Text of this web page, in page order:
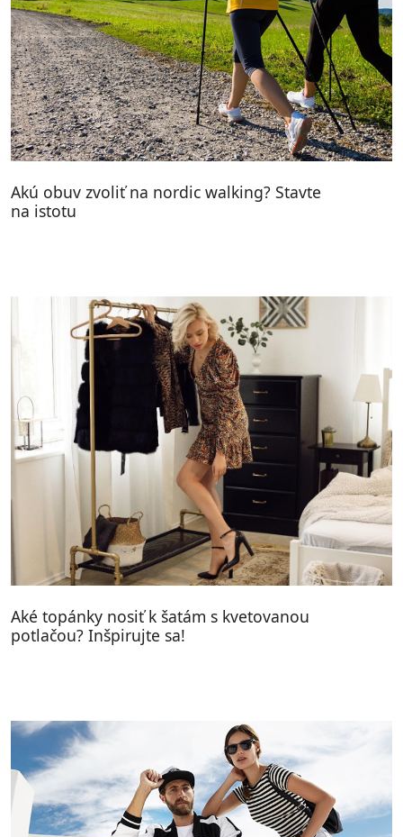
Akú obuv zvoliť na nordic walking? Stavte
na istotu
Aké topánky nosiť k šatám s kvetovanou
potlačou? Inšpirujte sa!